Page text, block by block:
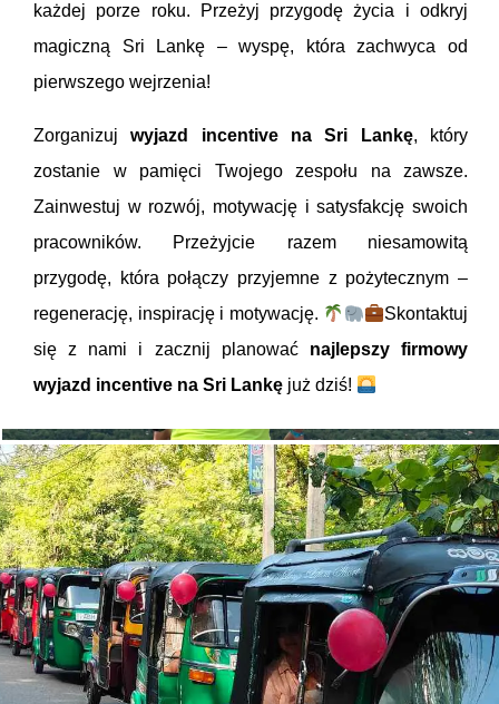
każdej porze roku. Przeżyj przygodę życia i odkryj
magiczną Sri Lankę – wyspę, która zachwyca od
pierwszego wejrzenia!
Zorganizujwyjazd incentive na Sri Lankę, który
zostanie w pamięci Twojego zespołu na zawsze.
Zainwestuj w rozwój, motywację i satysfakcję swoich
pracowników. Przeżyjcie razem niesamowitą
przygodę, która połączy przyjemne z pożytecznym –
regenerację, inspirację i motywację.
Skontaktuj
się z nami i zacznij planować najlepszy firmowy
wyjazd incentive na Sri Lankę już dziś!